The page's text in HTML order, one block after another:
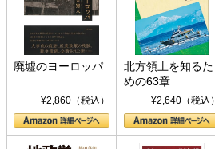
廃墟のヨーロッパ
¥2,860（税込）
北方領土を知るた
めの63章
¥2,640（税込）